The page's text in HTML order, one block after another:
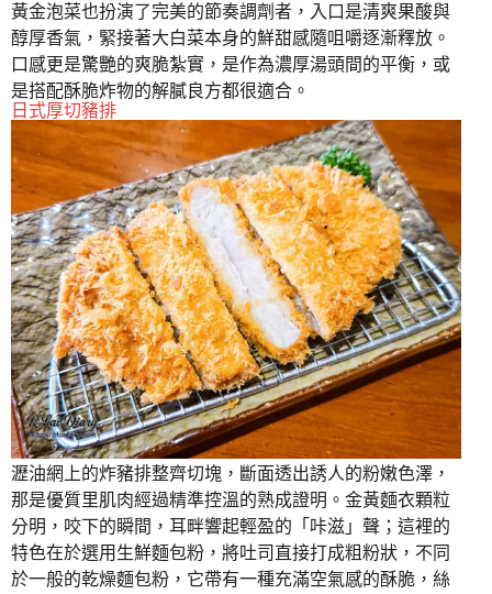
黃金泡菜也扮演了完美的節奏調劑者，入口是清爽果酸與
醇厚香氣，緊接著大白菜本身的鮮甜感隨咀嚼逐漸釋放。
口感更是驚艷的爽脆紮實，是作為濃厚湯頭間的平衡，或
是搭配酥脆炸物的解膩良方都很適合。
日式厚切豬排
瀝油網上的炸豬排整齊切塊，斷面透出誘人的粉嫩色澤，
那是優質里肌肉經過精準控溫的熟成證明。金黃麵衣顆粒
分明，咬下的瞬間，耳畔響起輕盈的「咔滋」聲；這裡的
特色在於選用生鮮麵包粉，將吐司直接打成粗粉狀，不同
於一般的乾燥麵包粉，它帶有一種充滿空氣感的酥脆，絲